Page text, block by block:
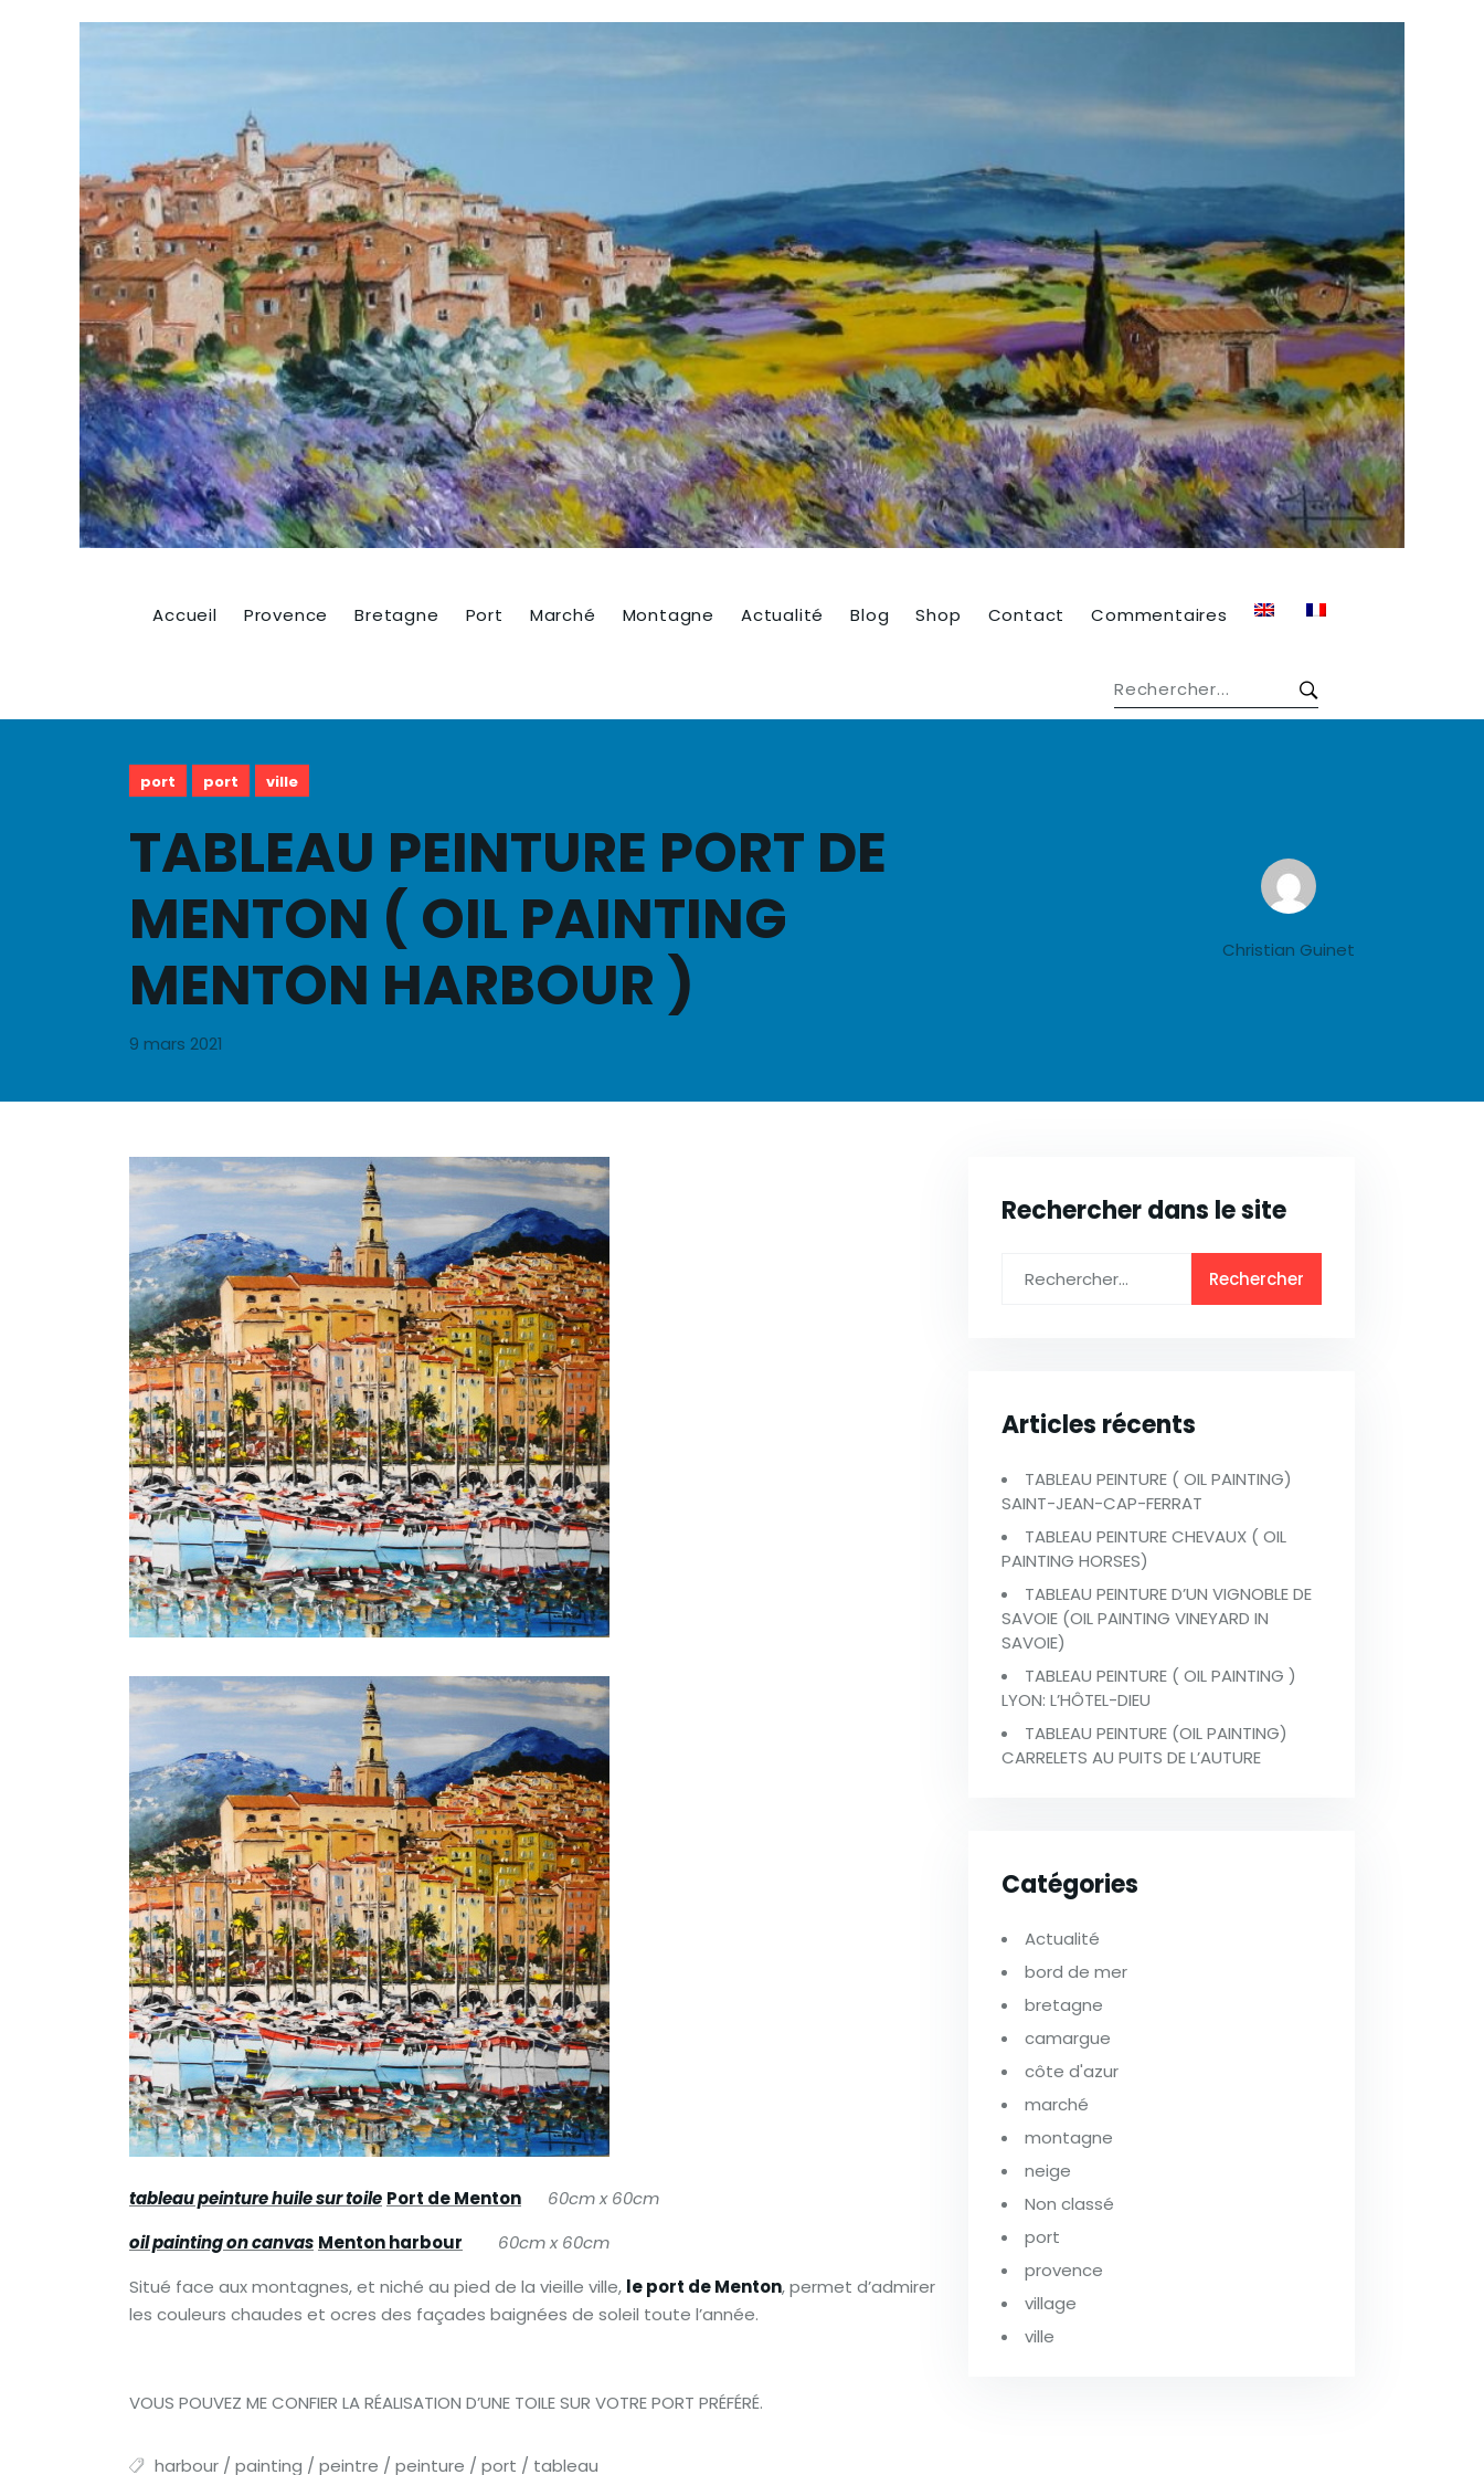
Accueil Provence Bretagne Port Marché Montagne Actualité Blog Shop Contact Commentaires
port port ville
TABLEAU PEINTURE PORT DE
MENTON ( OIL PAINTING
MENTON HARBOUR )
9 mars 2021
Christian Guinet
tableau peinture huile sur toile Port de Menton
60cm x 60cm
oil painting on canvas Menton harbour
60cm x 60cm
Situé face aux montagnes, et niché au pied de la vieille ville, le port de Menton, permet d’admirer
les couleurs chaudes et ocres des façades baignées de soleil toute l’année.
VOUS POUVEZ ME CONFIER LA RÉALISATION D’UNE TOILE SUR VOTRE PORT PRÉFÉRÉ.
harbour / painting / peintre / peinture / port / tableau
Rechercher dans le site
Articles récents
TABLEAU PEINTURE ( OIL PAINTING)
SAINT-JEAN-CAP-FERRAT
TABLEAU PEINTURE CHEVAUX ( OIL
PAINTING HORSES)
TABLEAU PEINTURE D’UN VIGNOBLE DE
SAVOIE (OIL PAINTING VINEYARD IN
SAVOIE)
TABLEAU PEINTURE ( OIL PAINTING )
LYON: L’HÔTEL-DIEU
TABLEAU PEINTURE (OIL PAINTING)
CARRELETS AU PUITS DE L’AUTURE
Catégories
Actualité
bord de mer
bretagne
camargue
côte d'azur
marché
montagne
neige
Non classé
port
provence
village
ville